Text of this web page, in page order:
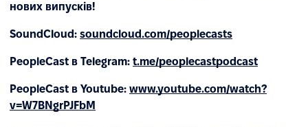
нових випусків!
SoundCloud: soundcloud.com/peoplecasts
PeopleCast в Telegram: t.me/peoplecastpodcast
PeopleCast в Youtube: www.youtube.com/watch?
v=W7BNgrPJFbM